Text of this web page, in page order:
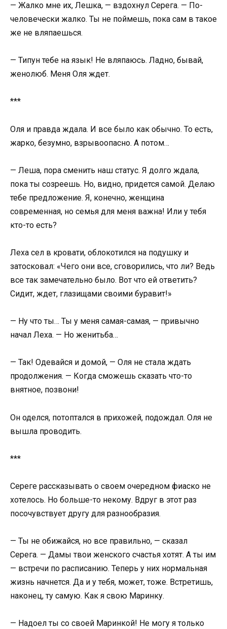
— Жалко мне их, Лешка, — вздохнул Серега. — По-
человечески жалко. Ты не поймешь, пока сам в такое
же не вляпаешься.
— Типун тебе на язык! Не вляпаюсь. Ладно, бывай,
женолюб. Меня Оля ждет.
***
Оля и правда ждала. И все было как обычно. То есть,
жарко, безумно, взрывоопасно. А потом…
— Леша, пора сменить наш статус. Я долго ждала,
пока ты созреешь. Но, видно, придется самой. Делаю
тебе предложение. Я, конечно, женщина
современная, но семья для меня важна! Или у тебя
кто-то есть?
Леха сел в кровати, облокотился на подушку и
затосковал: «Чего они все, сговорились, что ли? Ведь
все так замечательно было. Вот что ей ответить?
Сидит, ждет, глазищами своими буравит!»
— Ну что ты… Ты у меня самая-самая, — привычно
начал Леха. — Но женитьба…
— Так! Одевайся и домой, — Оля не стала ждать
продолжения. — Когда сможешь сказать что-то
внятное, позвони!
Он оделся, потоптался в прихожей, подождал. Оля не
вышла проводить.
***
Сереге рассказывать о своем очередном фиаско не
хотелось. Но больше-то некому. Вдруг в этот раз
посочувствует другу для разнообразия.
— Ты не обижайся, но все правильно, — сказал
Серега. — Дамы твои женского счастья хотят. А ты им
— встречи по расписанию. Теперь у них нормальная
жизнь начнется. Да и у тебя, может, тоже. Встретишь,
наконец, ту самую. Как я свою Маринку.
— Надоел ты со своей Маринкой! Не могу я только